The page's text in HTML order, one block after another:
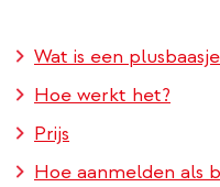
Wat is een
Hoe werkt het?
Prijs
Hoe aanmelden als